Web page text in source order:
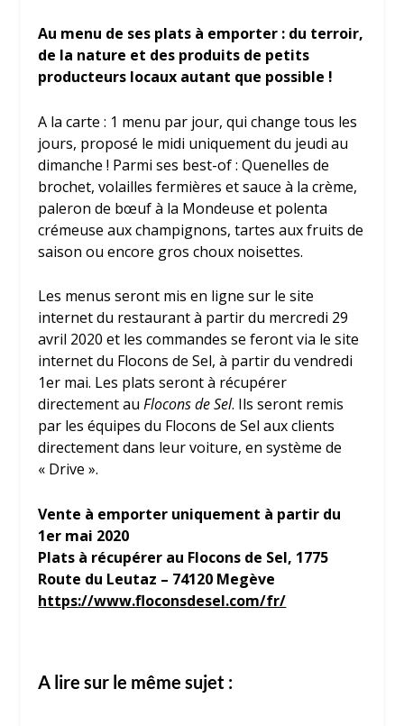
Au menu de ses plats à emporter : du terroir,
de la nature et des produits de petits
producteurs locaux autant que possible !
A la carte : 1 menu par jour, qui change tous les
jours, proposé le midi uniquement du jeudi au
dimanche ! Parmi ses best-of : Quenelles de
brochet, volailles fermières et sauce à la crème,
paleron de bœuf à la Mondeuse et polenta
crémeuse aux champignons, tartes aux fruits de
saison ou encore gros choux noisettes.
Les menus seront mis en ligne sur le site
internet du restaurant à partir du mercredi 29
avril 2020 et les commandes se feront via le site
internet du Flocons de Sel, à partir du vendredi
1er mai. Les plats seront à récupérer
directement auFlocons de Sel. Ils seront remis
par les équipes du Flocons de Sel aux clients
directement dans leur voiture, en système de
« Drive ».
Vente à emporter uniquement à partir du
1er mai 2020
Plats à récupérer au Flocons de Sel, 1775
Route du Leutaz – 74120 Megève
https://www.floconsdesel.com/fr/
A lire sur le même sujet :